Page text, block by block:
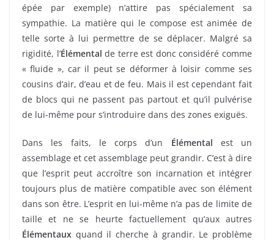
épée par exemple) n’attire pas spécialement sa
sympathie. La matière qui le compose est animée de
telle sorte à lui permettre de se déplacer. Malgré sa
rigidité, l’Élémental de terre est donc considéré comme
« fluide », car il peut se déformer à loisir comme ses
cousins d’air, d’eau et de feu. Mais il est cependant fait
de blocs qui ne passent pas partout et qu’il pulvérise
de lui-même pour s’introduire dans des zones exiguës.
Dans les faits, le corps d’un Élémental est un
assemblage et cet assemblage peut grandir. C’est à dire
que l’esprit peut accroître son incarnation et intégrer
toujours plus de matière compatible avec son élément
dans son être. L’esprit en lui-même n’a pas de limite de
taille et ne se heurte factuellement qu’aux autres
Élémentaux quand il cherche à grandir. Le problème